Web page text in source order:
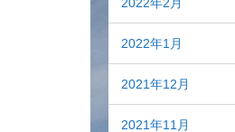
2022年1月
2021年12月
2021年11月